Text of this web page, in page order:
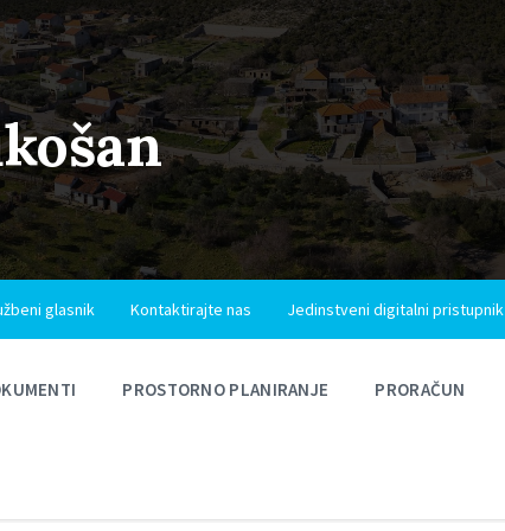
glasnik Kontaktirajte nas Jedinstveni digitalni pristupnik
PROSTORNO PLANIRANJE PRORAČUN